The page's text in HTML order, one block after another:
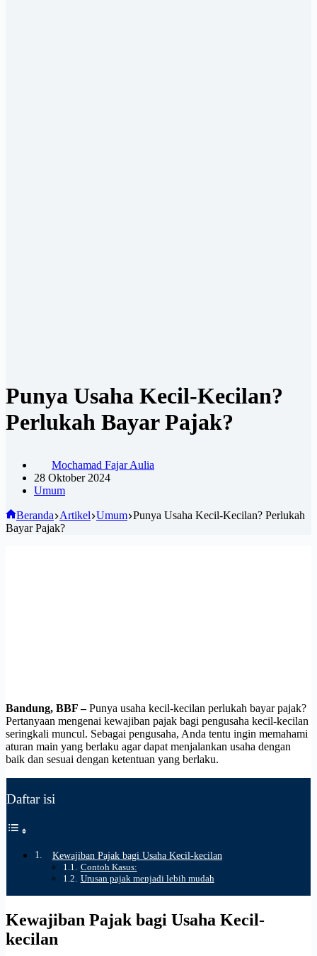
Punya Usaha Kecil-Kecilan?
Perlukah Bayar Pajak?
Mochamad Fajar Aulia
28 Oktober 2024
Umum
Beranda Artikel Umum Punya Usaha Kecil-Kecilan? Perlukah
Bayar Pajak?
Bandung, BBF –Punya usaha kecil-kecilan perlukah bayar pajak?
Pertanyaan mengenai kewajiban pajak bagi pengusaha kecil-kecilan
seringkali muncul. Sebagai pengusaha, Anda tentu ingin memahami
aturan main yang berlaku agar dapat menjalankan usaha dengan
baik dan sesuai dengan ketentuan yang berlaku.
Daftar isi
Kewajiban Pajak bagi Usaha Kecil-kecilan
Contoh Kasus:
Urusan pajak menjadi lebih mudah
Kewajiban Pajak bagi Usaha Kecil-
kecilan